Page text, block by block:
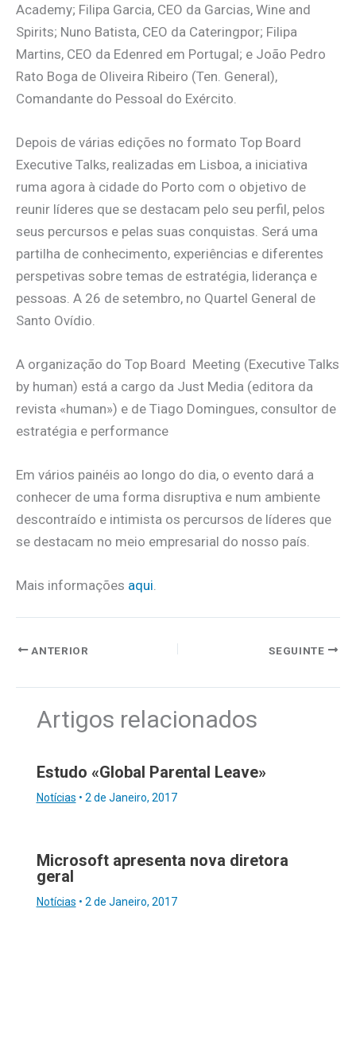
Academy; Filipa Garcia, CEO da Garcias, Wine and
Spirits; Nuno Batista, CEO da Cateringpor; Filipa
Martins, CEO da Edenred em Portugal; e João Pedro
Rato Boga de Oliveira Ribeiro (Ten. General),
Comandante do Pessoal do Exército.
Depois de várias edições no formato Top Board
Executive Talks, realizadas em Lisboa, a iniciativa
ruma agora à cidade do Porto com o objetivo de
reunir líderes que se destacam pelo seu perfil, pelos
seus percursos e pelas suas conquistas. Será uma
partilha de conhecimento, experiências e diferentes
perspetivas sobre temas de estratégia, liderança e
pessoas. A 26 de setembro, no Quartel General de
Santo Ovídio.
A organização do Top Board Meeting (Executive Talks
by human) está a cargo da Just Media (editora da
revista «human») e de Tiago Domingues, consultor de
estratégia e performance
Em vários painéis ao longo do dia, o evento dará a
conhecer de uma forma disruptiva e num ambiente
descontraído e intimista os percursos de líderes que
se destacam no meio empresarial do nosso país.
Mais informações aqui.
ANTERIOR SEGUINTE
Artigos relacionados
Estudo «Global Parental Leave»
Notícias • 2 de Janeiro, 2017
Microsoft apresenta nova diretora
geral
Notícias • 2 de Janeiro, 2017